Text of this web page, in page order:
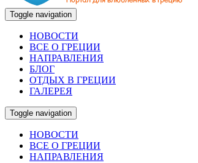
Toggle navigation
НОВОСТИ
ВСЕ О ГРЕЦИИ
НАПРАВЛЕНИЯ
БЛОГ
ОТДЫХ В ГРЕЦИИ
ГАЛЕРЕЯ
Toggle navigation
НОВОСТИ
ВСЕ О ГРЕЦИИ
НАПРАВЛЕНИЯ